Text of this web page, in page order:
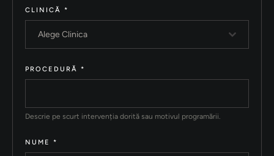
CLINICĂ *
Alege Clinica
PROCEDURĂ *
Descrie pe scurt intervenția dorită sau motivul programării.
NUME *